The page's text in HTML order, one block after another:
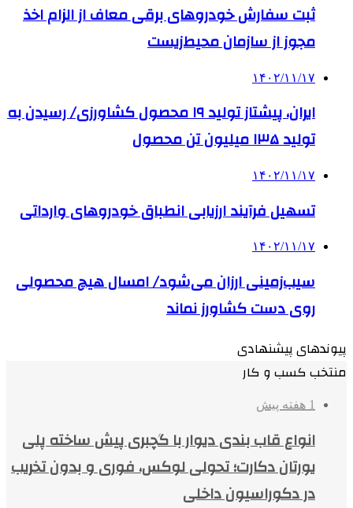
ثبت سفارش خودروهای برقی معاف از الزام اخذ
مجوز از سازمان محیط‌زیست
۱۴۰۲/۱۱/۱۷
ایران، پیشتاز تولید ۱۹ محصول کشاورزی/ رسیدن به
تولید ۱۳۵ میلیون تن محصول
۱۴۰۲/۱۱/۱۷
تسهیل فرآیند ارزیابی انطباق خودروهای وارداتی
۱۴۰۲/۱۱/۱۷
سیب‌زمینی ارزان می‌شود/ امسال هیچ محصولی
روی دست کشاورز نماند
پیوندهای پیشنهادی
منتخب کسب و کار
1 هفته پیش
انواع قاب بندی دیوار با گچبری پیش ساخته پلی
یورتان دکارت؛ تحولی لوکس، فوری و بدون تخریب
در دکوراسیون داخلی